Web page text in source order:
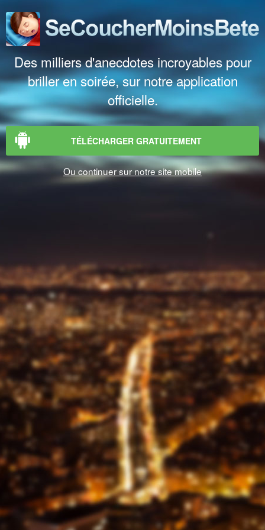
Des milliers d'anecdotes incroyables pour
briller en soirée, sur notre application
officielle.
TÉLÉCHARGER GRATUITEMENT
Ou continuer sur notre site mobile